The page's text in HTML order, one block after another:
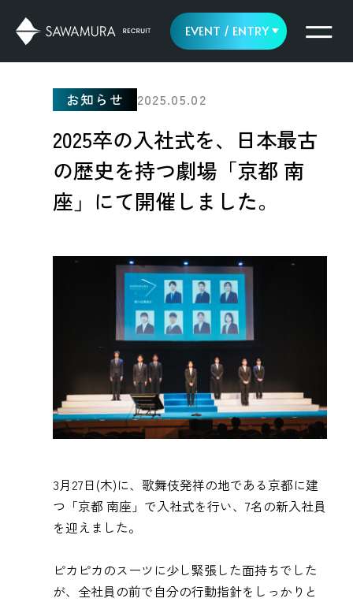
EVENT / ENTRY
ENTRY
お知らせ 2025.05.02
2025卒の入社式を、日本最古
の歴史を持つ劇場「京都 南
座」にて開催しました。
3月27日(木)に、歌舞伎発祥の地である京都に建
つ「京都 南座」で入社式を行い、7名の新入社員
を迎えました。
ピカピカのスーツに少し緊張した面持ちでした
が、全社員の前で自分の行動指針をしっかりと